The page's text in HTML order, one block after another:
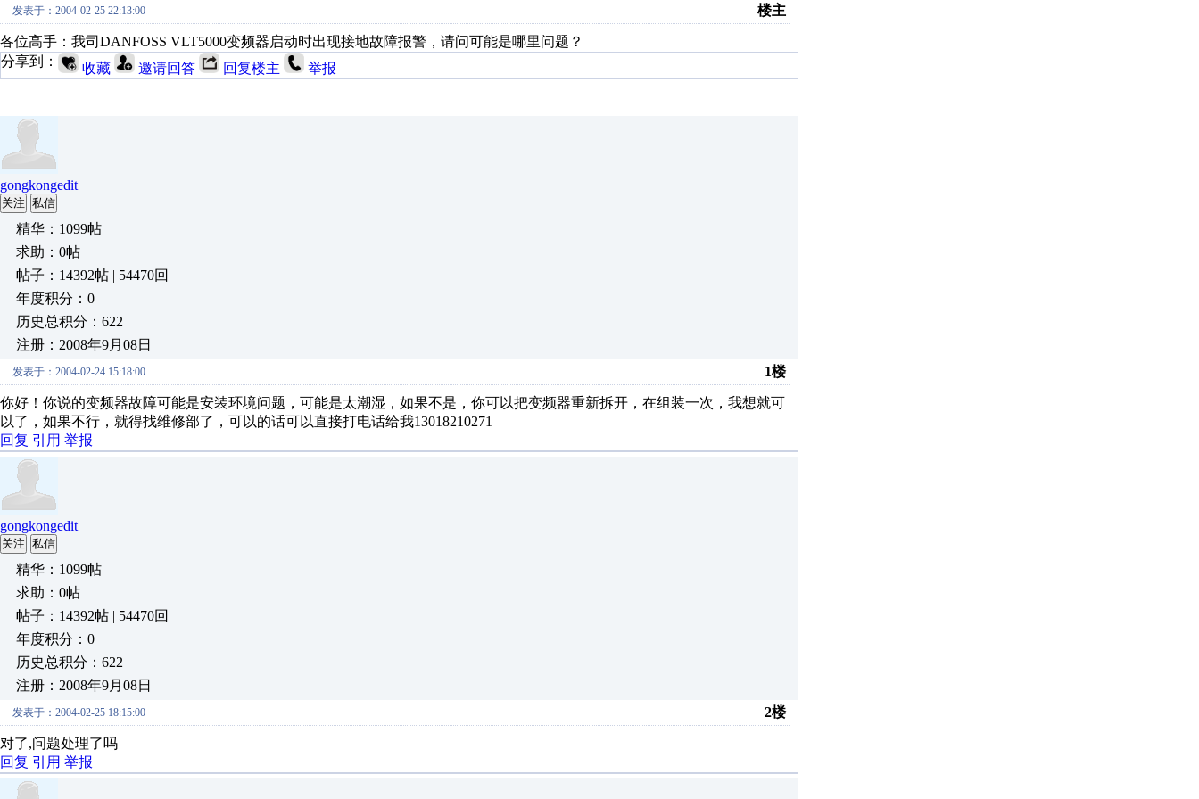
发表于：2004-02-25 22:13:00 楼主
各位高手：我司DANFOSS VLT5000变频器启动时出现接地故障报警，请问可能是哪里问题？
分享到：
收藏 邀请回答 回复楼主 举报
gongkongedit
关注 私信
精华：1099帖
求助：0帖
帖子：14392帖 | 54470回
年度积分：0
历史总积分：622
注册：2008年9月08日
发表于：2004-02-24 15:18:00 1楼
你好！你说的变频器故障可能是安装环境问题，可能是太潮湿，如果不是，你可以把变频器重新拆开，在组装一次，我想就可
以了，如果不行，就得找维修部了，可以的话可以直接打电话给我13018210271
回复 引用 举报
gongkongedit
关注 私信
精华：1099帖
求助：0帖
帖子：14392帖 | 54470回
年度积分：0
历史总积分：622
注册：2008年9月08日
发表于：2004-02-25 18:15:00 2楼
对了,问题处理了吗
回复 引用 举报